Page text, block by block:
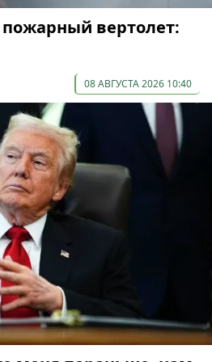
вертолет:
08 АВГУСТА 2026 10:40